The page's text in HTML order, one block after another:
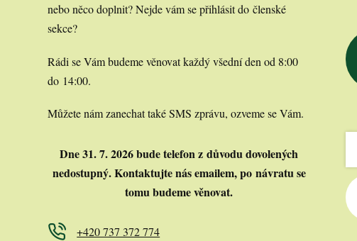
nebo něco doplnit? Nejde vám se přihlásit do členské
sekce?
Rádi se Vám budeme věnovat každý všední den od 8:00
do 14:00.
Můžete nám zanechat také SMS zprávu, ozveme se Vám.
Dne 31. 7. 2026 bude telefon z důvodu dovolených
nedostupný.Kontaktujte nás emailem, po návratu se
tomu budeme věnovat.
+420 737 372 774